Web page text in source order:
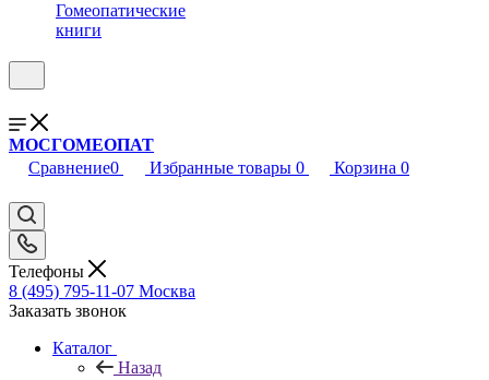
Гомеопатические
книги
МОСГОМЕОПАТ
Сравнение0 Избранные товары 0 Корзина 0
Телефоны
8 (495) 795-11-07 Москва
Заказать звонок
Каталог
Назад